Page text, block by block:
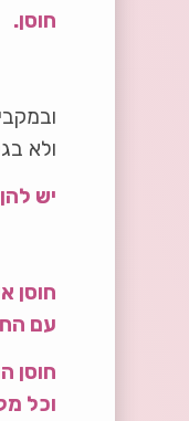
חוסן.
ולא
יש
חוסן
עם
חוסן
וכל